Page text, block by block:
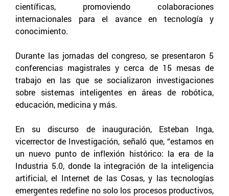
científicas, promoviendo colaboraciones
internacionales para el avance en tecnología y
conocimiento.
Durante las jornadas del congreso, se presentaron 5
conferencias magistrales y cerca de 15 mesas de
trabajo en las que se socializaron investigaciones
sobre sistemas inteligentes en áreas de robótica,
educación, medicina y más.
En su discurso de inauguración, Esteban Inga,
vicerrector de Investigación, señaló que, “estamos en
un nuevo punto de inflexión histórico: la era de la
Industria 5.0, donde la integración de la inteligencia
artificial, el Internet de las Cosas, y las tecnologías
emergentes redefine no solo los procesos productivos,